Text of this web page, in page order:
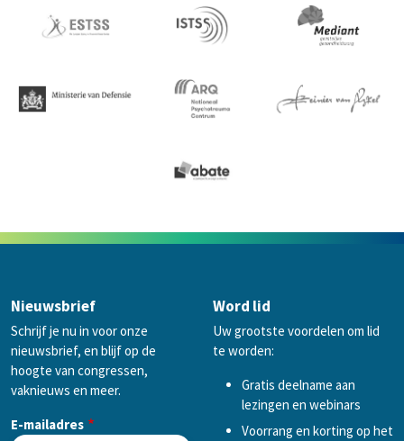
Nieuwsbrief
Schrijf je nu in voor onze
nieuwsbrief, en blijf op de
hoogte van congressen,
vaknieuws en meer.
E-mailadres
Word lid
Uw grootste voordelen om lid
te worden:
Gratis deelname aan
lezingen en webinars
Voorrang en korting op het